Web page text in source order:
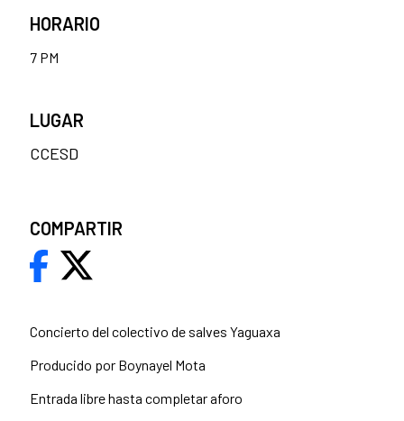
Concierto del colectivo de salves Yaguaxa
Producido por Boynayel Mota
Entrada libre hasta completar aforo
HORARIO
7 PM
LUGAR
CCESD
COMPARTIR